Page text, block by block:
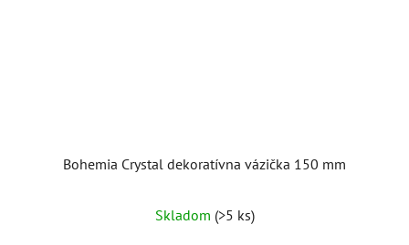
Bohemia Crystal dekoratívna vázička 150 mm
Skladom (>5 ks)